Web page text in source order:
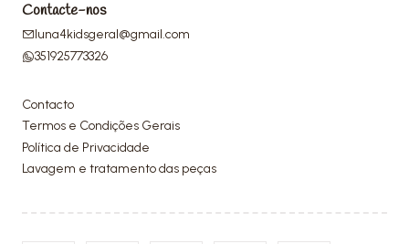
Contacte-nos
luna4kidsgeral@gmail.com
351925773326
Contacto
Termos e Condições Gerais
Política de Privacidade
Lavagem e tratamento das peças